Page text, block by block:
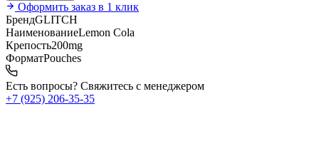
Оформить заказ в 1 клик
БрендGLITCH
НаименованиеLemon Cola
Крепость200mg
ФорматPouches
Есть вопросы? Свяжитесь с менеджером
+7 (925) 206‑35‑35